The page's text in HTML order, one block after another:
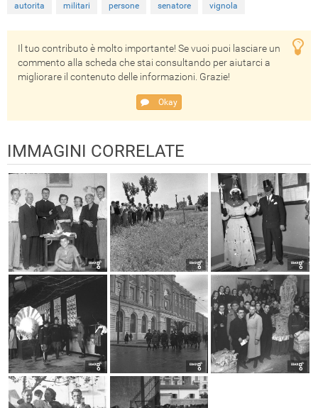
autorita militari persone senatore vignola
Il tuo contributo è molto importante! Se vuoi puoi lasciare un
commento alla scheda che stai consultando per aiutarci a
migliorare il contenuto delle informazioni. Grazie!
Okay
IMMAGINI CORRELATE